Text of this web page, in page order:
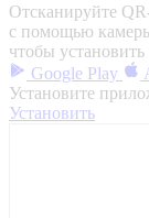
Отсканируйте
с помощью
чтобы
Google Play
Установите
Установить